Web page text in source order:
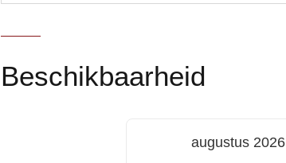
Beschikbaarheid
augustus 2026